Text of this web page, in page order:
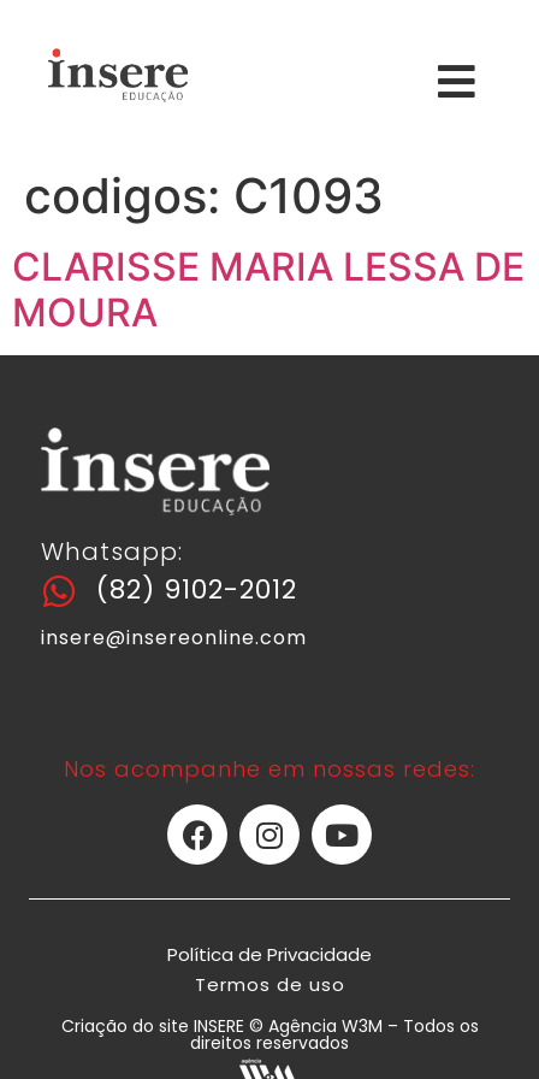
codigos: C1093
CLARISSE MARIA LESSA DE
MOURA
Whatsapp:
(82) 9102-2012
insere@insereonline.com
Nos acompanhe em nossas redes:
Política de Privacidade
Termos de uso
Criação do site INSERE © Agência W3M – Todos os
direitos reservados